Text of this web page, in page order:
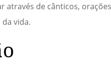
através de cânticos,
vida.